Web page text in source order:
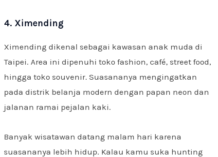
4. Ximending
Ximending dikenal sebagai kawasan anak muda di
Taipei. Area ini dipenuhi toko fashion, café, street food,
hingga toko souvenir. Suasananya mengingatkan
pada distrik belanja modern dengan papan neon dan
jalanan ramai pejalan kaki.
Banyak wisatawan datang malam hari karena
suasananya lebih hidup. Kalau kamu suka hunting